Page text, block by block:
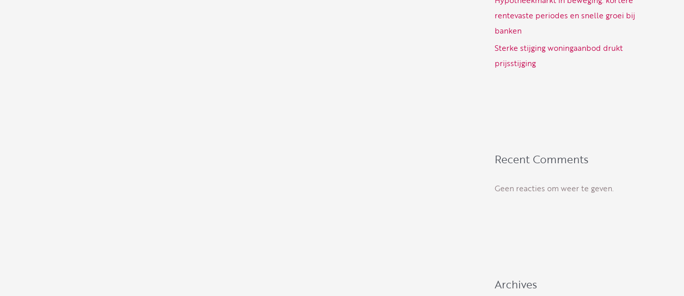
rentevaste periodes en snelle groei bij
banken
Sterke stijging woningaanbod drukt
prijsstijging
Recent Comments
Geen reacties om weer te geven.
Archives